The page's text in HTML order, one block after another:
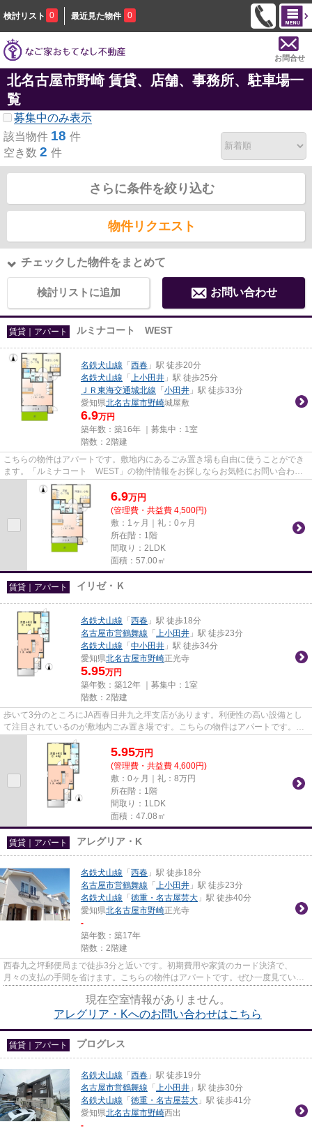
検討リスト 0 最近見た物件 0
お問合せ
北名古屋市野崎 賃貸、店舗、事務所、駐車場一
覧
募集中のみ表示
該当物件 18 件
空き数 2 件
さらに条件を絞り込む
物件リクエスト
チェックした物件をまとめて
検討リストに追加 お問い合わせ
賃貸｜アパート ルミナコート WEST
名鉄犬山線 「 西春 」駅 徒歩20分
名鉄犬山線 「 上小田井 」駅 徒歩25分
ＪＲ東海交通城北線 「 小田井 」駅 徒歩33分
愛知県北名古屋市野崎城屋敷
6.9万円
築年数：築16年 ｜募集中： 1室
階数：2階建
こちらの物件はアパートです。敷地内にあるごみ置き場も自由に使うことができ
ます。「ルミナコート WEST」の物件情報をお探しならお気軽にお問い合わせ
下さい。名鉄犬山線西春周辺の...
6.9万円
(管理費・共益費 4,500円)
敷：1ヶ月｜礼：0ヶ月
所在階：1階
間取り：2LDK
面積：57.00㎡
賃貸｜アパート イリゼ・Ｋ
名鉄犬山線 「 西春 」駅 徒歩18分
名古屋市営鶴舞線 「 上小田井 」駅 徒歩23分
名鉄犬山線 「 中小田井 」駅 徒歩34分
愛知県北名古屋市野崎正光寺
5.95万円
築年数：築12年 ｜募集中： 1室
階数：2階建
歩いて3分のところにJA西春日井九之坪支店があります。利便性の高い設備とし
て注目されているのが敷地内ごみ置き場です。こちらの物件はアパートです。当
社イチオシの物件の「イリゼ・...
5.95万円
(管理費・共益費 4,600円)
敷：0ヶ月｜礼：8万円
所在階：1階
間取り：1LDK
面積：47.08㎡
賃貸｜アパート アレグリア・K
名鉄犬山線 「 西春 」駅 徒歩18分
名古屋市営鶴舞線 「 上小田井 」駅 徒歩23分
名鉄犬山線 「 徳重・名古屋芸大 」駅 徒歩40分
愛知県北名古屋市野崎正光寺
-
築年数：築17年
階数：2階建
西春九之坪郵便局まで徒歩3分と近いです。初期費用や家賃のカード決済で、
月々の支払の手間を省けます。こちらの物件はアパートです。ぜひ一度見ていた
現在空室情報がありません。
アレグリア・Kへのお問い合わせはこちら
賃貸｜アパート プログレス
名鉄犬山線 「 西春 」駅 徒歩19分
名古屋市営鶴舞線 「 上小田井 」駅 徒歩30分
名鉄犬山線 「 徳重・名古屋芸大 」駅 徒歩41分
愛知県北名古屋市野崎西出
-